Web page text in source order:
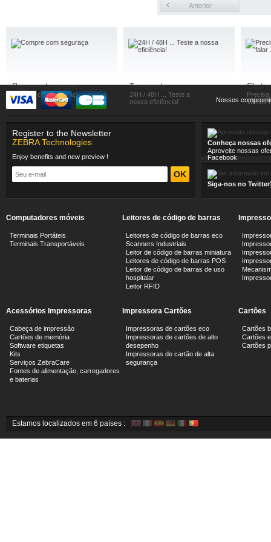
Anterior
Pagamento seguro
Compre com seguraça
Transporte
24H / 48H ... Teste a
nossa eficiência!
Chat
Precisa
Vamos
Nossos
Register to the Newsletter
ZEBRA Technologies
Enjoy benefits and new preview !
Conheça nossas
Aproveite nossas
Facebook
Siga-nos no Twitter
Computadores móveis
Terminais Portáteis
Terminais Transportáveis
Leitores de código de barras
Leitores de código de barras eco
Scanners Industriais
Leitor de código de barras miniatura
Leitores de código de barras POS
Leitor de código de barras de uso
hospitalar
Leitor RFID
Acessórios Impressoras
Cabeça de impressão
Cartões de memória
Software etiquetas
Kits
Serviços ZebraCare
Fontes de alimentação, carregadores
e baterias
Impressora Cartões
Impressoras de cartões eco
Impressoras de cartões de alto
desepenho
Impressoras de cartão de alta
segurança
Cartões
Cartões
Cartões
Cartões
Estamos localizados em 6 países :